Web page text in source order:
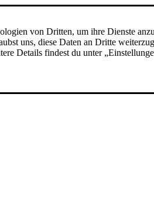
von Dritten, um ihre Dienste
uns, diese Daten an Dritte
Details findest du unter
Preis!